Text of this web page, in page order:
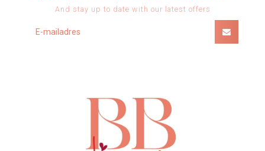
And stay up to date with our latest offers